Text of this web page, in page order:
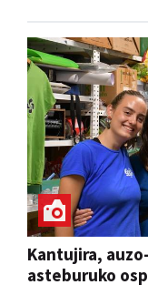
Kantujira,
asteburuko